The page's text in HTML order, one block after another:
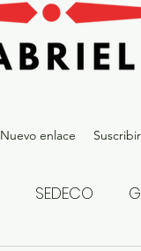
Nuevo enlace
SEDECO